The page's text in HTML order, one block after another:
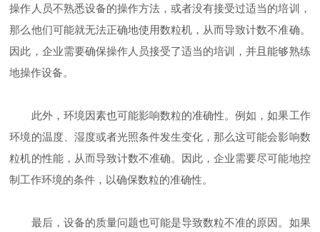
操作人员不熟悉设备的操作方法，或者没有接受过适当的培训，
那么他们可能就无法正确地使用数粒机，从而导致计数不准确。
因此，企业需要确保操作人员接受了适当的培训，并且能够熟练
地操作设备。
此外，环境因素也可能影响数粒的准确性。例如，如果工作
环境的温度、湿度或者光照条件发生变化，那么这可能会影响数
粒机的性能，从而导致计数不准确。因此，企业需要尽可能地控
制工作环境的条件，以确保数粒的准确性。
最后，设备的质量问题也可能是导致数粒不准的原因。如果